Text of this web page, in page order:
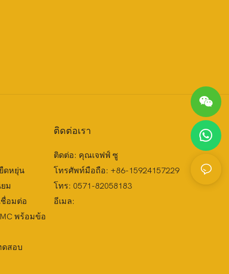
ดหยุ่น
ม
ชื่อมต่อ
พร้อมข้อ
ดสอบ
ติดต่อเรา
ติดต่อ: คุณเจฟฟ์ ซู
โทรศัพท์มือถือ: +86-15924157229
โทร: 0571-82058183
อีเมล: